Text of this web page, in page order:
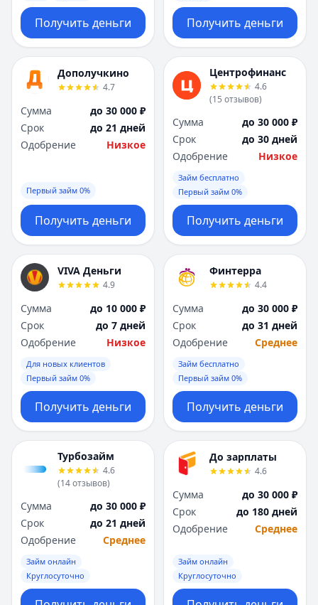
Получить деньги Получить деньги
Дополучкино
4.7
Сумма
до 30 000 ₽
Срок
до 21 дней
Одобрение
Низкое
Первый займ 0%
Получить деньги
Центрофинанс
4.6
(15 отзывов)
Сумма
до 30 000 ₽
Срок
до 30 дней
Одобрение
Низкое
Займ бесплатно
Первый займ 0%
Получить деньги
VIVA Деньги
4.9
Сумма
до 10 000 ₽
Срок
до 7 дней
Одобрение
Низкое
Для новых клиентов
Первый займ 0%
Получить деньги
Финтерра
4.4
Сумма
до 30 000 ₽
Срок
до 31 дней
Одобрение
Среднее
Займ бесплатно
Первый займ 0%
Получить деньги
Турбозайм
4.6
(14отзывов)
Сумма
до 30 000 ₽
Срок
до 21 дней
Одобрение
Среднее
Займ онлайн
Круглосуточно
До зарплаты
4.6
Сумма
до 30 000 ₽
Срок
до 180 дней
Одобрение
Среднее
Займ онлайн
Круглосуточно